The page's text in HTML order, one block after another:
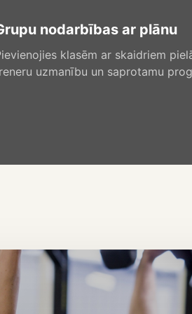
nodarbības ar plānu
klasēm ar skaidriem
uzmanību un saprotamu